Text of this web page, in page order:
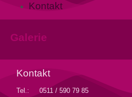
Kontakt
Galerie
Kontakt
Tel.: 0511 / 590 79 85